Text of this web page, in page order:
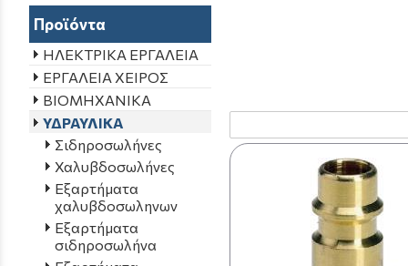
Προϊόντα
ΗΛΕΚΤΡΙΚΑ ΕΡΓΑΛΕΙΑ
ΕΡΓΑΛΕΙΑ ΧΕΙΡΟΣ
ΒΙΟΜΗΧΑΝΙΚΑ
ΥΔΡΑΥΛΙΚΑ
Σιδηροσωλήνες
Χαλυβδοσωλήνες
Εξαρτήματα
χαλυβδοσωληνων
Εξαρτήματα
σιδηροσωλήνα